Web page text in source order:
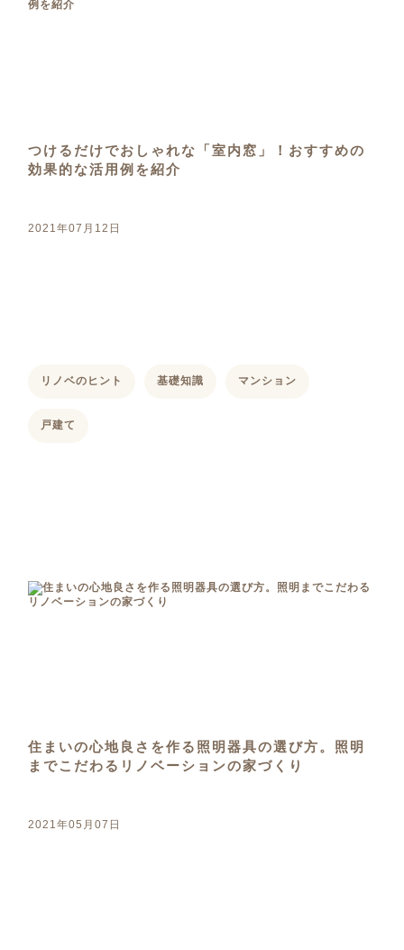
つけるだけでおしゃれな「室内窓」！おすすめの
効果的な活用例を紹介
2021年07月12日
リノベのヒント 基礎知識 マンション
戸建て
住まいの心地良さを作る照明器具の選び方。照明
までこだわるリノベーションの家づくり
2021年05月07日